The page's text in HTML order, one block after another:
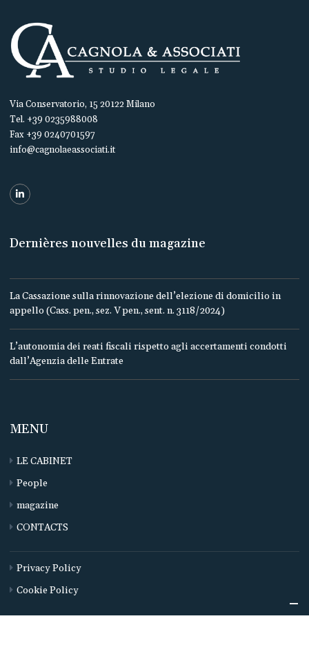
Via Conservatorio, 15 20122 Milano
Tel. +39 0235988008
Fax +39 0240701597
info@cagnolaeassociati.it
Dernières nouvelles du magazine
La Cassazione sulla rinnovazione dell’elezione di domicilio in
appello (Cass. pen., sez. V pen., sent. n. 3118/2024)
L’autonomia dei reati fiscali rispetto agli accertamenti condotti
dall’Agenzia delle Entrate
MENU
LE CABINET
People
magazine
CONTACTS
Privacy Policy
Cookie Policy